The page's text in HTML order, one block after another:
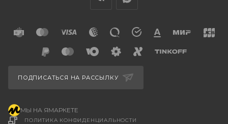
ПОЛИТИКА КОНФИДЕНЦИАЛЬНОСТИ
ПОДПИСАТЬСЯ НА РАССЫЛКУ
МЫ НА ЯМАРКЕТЕ